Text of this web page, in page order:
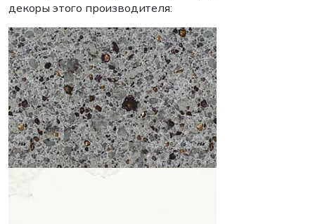
декоры этого производителя: